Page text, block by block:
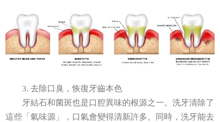
3. 去除口臭，恢復牙齒本色
牙結石和菌斑也是口腔異味的根源之一。洗牙清除了
這些「氣味源」，口氣會變得清新許多。同時，洗牙能去